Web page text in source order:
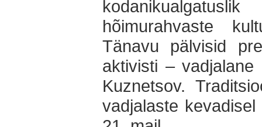
hõimurahvaste
Tänavu pälvisid
aktivisti –
Kuznetsov.
vadjalaste